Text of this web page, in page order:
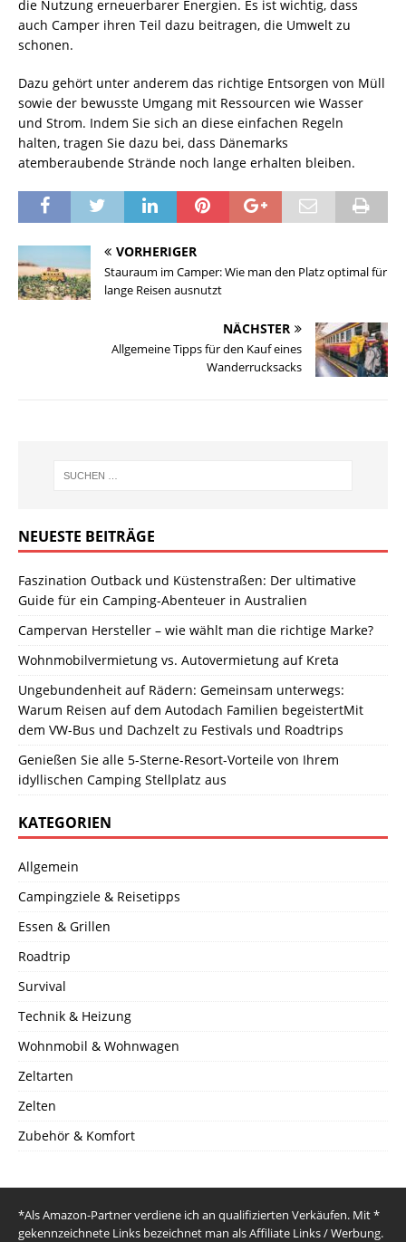
die Nutzung erneuerbarer Energien. Es ist wichtig, dass
auch Camper ihren Teil dazu beitragen, die Umwelt zu
schonen.
Dazu gehört unter anderem das richtige Entsorgen von Müll
sowie der bewusste Umgang mit Ressourcen wie Wasser
und Strom. Indem Sie sich an diese einfachen Regeln
halten, tragen Sie dazu bei, dass Dänemarks
atemberaubende Strände noch lange erhalten bleiben.
VORHERIGER
Stauraum im Camper: Wie man den Platz optimal für
lange Reisen ausnutzt
NÄCHSTER
Allgemeine Tipps für den Kauf eines
Wanderrucksacks
NEUESTE BEITRÄGE
Faszination Outback und Küstenstraßen: Der ultimative
Guide für ein Camping-Abenteuer in Australien
Campervan Hersteller – wie wählt man die richtige Marke?
Wohnmobilvermietung vs. Autovermietung auf Kreta
Ungebundenheit auf Rädern: Gemeinsam unterwegs:
Warum Reisen auf dem Autodach Familien begeistertMit
dem VW-Bus und Dachzelt zu Festivals und Roadtrips
Genießen Sie alle 5-Sterne-Resort-Vorteile von Ihrem
idyllischen Camping Stellplatz aus
KATEGORIEN
Allgemein
Campingziele & Reisetipps
Essen & Grillen
Roadtrip
Survival
Technik & Heizung
Wohnmobil & Wohnwagen
Zeltarten
Zelten
Zubehör & Komfort
*Als Amazon-Partner verdiene ich an qualifizierten Verkäufen. Mit *
gekennzeichnete Links bezeichnet man als Affiliate Links / Werbung.